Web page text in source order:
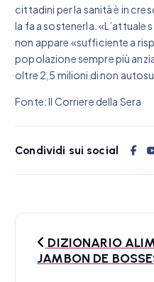
cittadini per la sanità è in
la fa a sostenerla. «L’attuale
non appare «sufficiente a
popolazione sempre più
oltre 2,5 milioni di non
Fonte: Il Corriere della Sera
Condividi sui social
DIZIONARIO
JAMBON DE